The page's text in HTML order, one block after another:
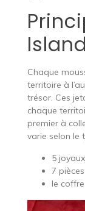
Island
Chaque
territoire à
trésor. Ces
chaque
premier à
varie selon le
5 joyaux
7 pièces
le